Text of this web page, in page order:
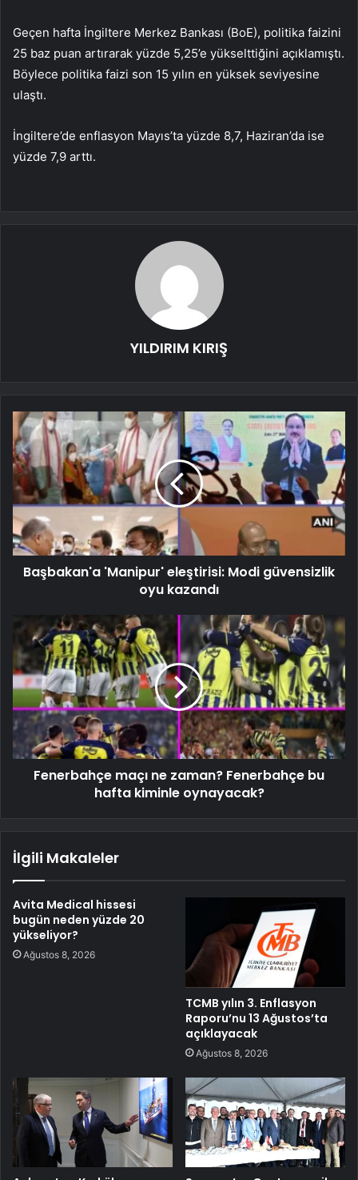
Geçen hafta İngiltere Merkez Bankası (BoE), politika faizini
25 baz puan artırarak yüzde 5,25’e yükselttiğini açıklamıştı.
Böylece politika faizi son 15 yılın en yüksek seviyesine
ulaştı.
İngiltere’de enflasyon Mayıs’ta yüzde 8,7, Haziran’da ise
yüzde 7,9 arttı.
YILDIRIM KIRIŞ
Başbakan'a 'Manipur' eleştirisi: Modi güvensizlik
oyu kazandı
Fenerbahçe maçı ne zaman? Fenerbahçe bu
hafta kiminle oynayacak?
İlgili Makaleler
Avita Medical hissesi
bugün neden yüzde 20
yükseliyor?
Ağustos 8, 2026
TCMB yılın 3. Enflasyon
Raporu’nu 13 Ağustos’ta
açıklayacak
Ağustos 8, 2026